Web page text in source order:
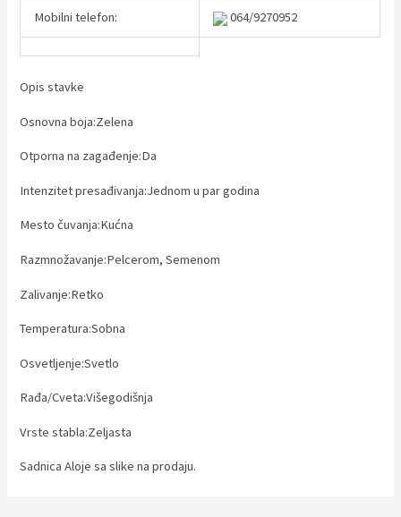
Mobilni telefon: 064/9270952
Opis stavke
Osnovna boja:Zelena
Otporna na zagađenje:Da
Intenzitet presađivanja:Jednom u par godina
Mesto čuvanja:Kućna
Razmnožavanje:Pelcerom, Semenom
Zalivanje:Retko
Temperatura:Sobna
Osvetljenje:Svetlo
Rađa/Cveta:Višegodišnja
Vrste stabla:Zeljasta
Sadnica Aloje sa slike na prodaju.